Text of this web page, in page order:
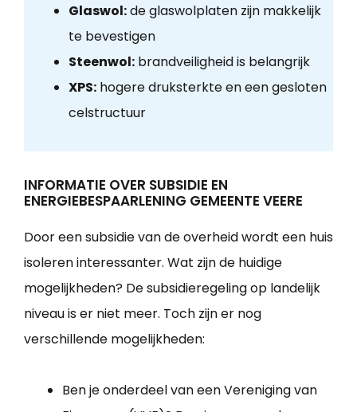
Glaswol:de glaswolplaten zijn makkelijk
te bevestigen
Steenwol:brandveiligheid is belangrijk
XPS:hogere druksterkte en een gesloten
celstructuur
INFORMATIE OVER SUBSIDIE EN
ENERGIEBESPAARLENING GEMEENTE VEERE
Door een subsidie van de overheid wordt een huis
isoleren interessanter. Wat zijn de huidige
mogelijkheden? De subsidieregeling op landelijk
niveau is er niet meer. Toch zijn er nog
verschillende mogelijkheden:
Ben je onderdeel van een Vereniging van